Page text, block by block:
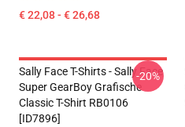
€ 22,08 - € 26,68
Sally Face T-Shirts - Sally Face
Super GearBoy Grafische
Classic T-Shirt RB0106
[ID7896]
-20%